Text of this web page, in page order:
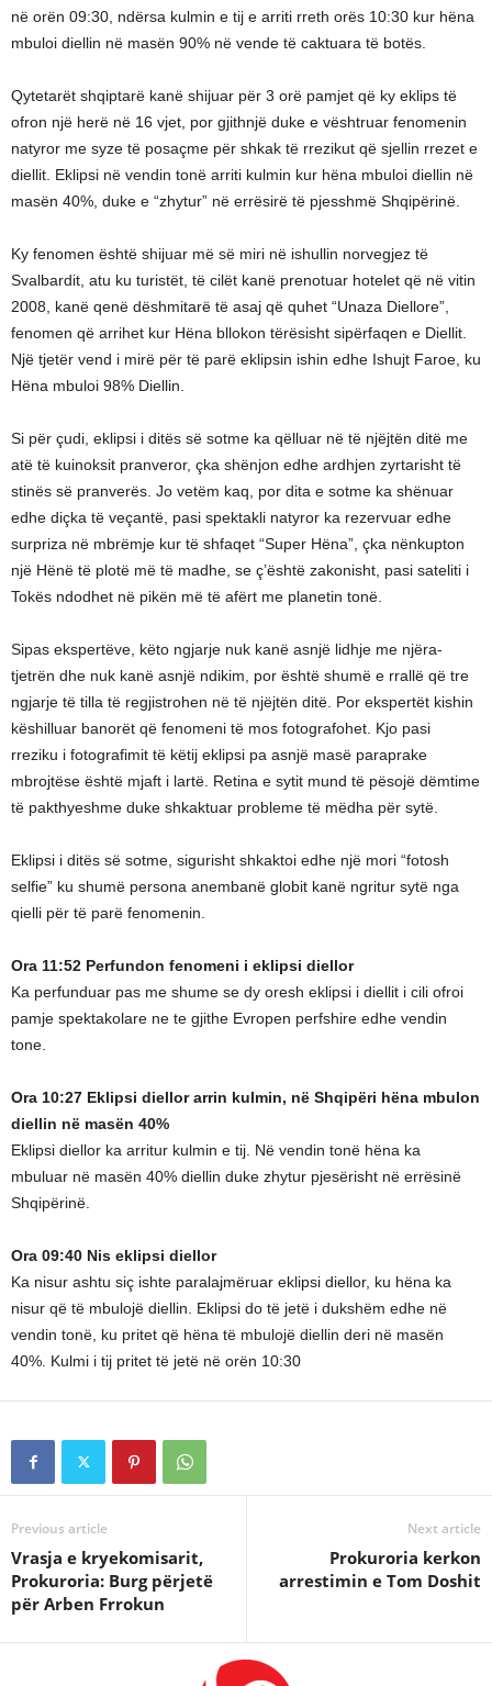
në orën 09:30, ndërsa kulmin e tij e arriti rreth orës 10:30 kur hëna
mbuloi diellin në masën 90% në vende të caktuara të botës.
Qytetarët shqiptarë kanë shijuar për 3 orë pamjet që ky eklips të
ofron një herë në 16 vjet, por gjithnjë duke e vështruar fenomenin
natyror me syze të posaçme për shkak të rrezikut që sjellin rrezet e
diellit. Eklipsi në vendin tonë arriti kulmin kur hëna mbuloi diellin në
masën 40%, duke e “zhytur” në errësirë të pjesshmë Shqipërinë.
Ky fenomen është shijuar më së miri në ishullin norvegjez të
Svalbardit, atu ku turistët, të cilët kanë prenotuar hotelet që në vitin
2008, kanë qenë dëshmitarë të asaj që quhet “Unaza Diellore”,
fenomen që arrihet kur Hëna bllokon tërësisht sipërfaqen e Diellit.
Një tjetër vend i mirë për të parë eklipsin ishin edhe Ishujt Faroe, ku
Hëna mbuloi 98% Diellin.
Si për çudi, eklipsi i ditës së sotme ka qëlluar në të njëjtën ditë me
atë të kuinoksit pranveror, çka shënjon edhe ardhjen zyrtarisht të
stinës së pranverës. Jo vetëm kaq, por dita e sotme ka shënuar
edhe diçka të veçantë, pasi spektakli natyror ka rezervuar edhe
surpriza në mbrëmje kur të shfaqet “Super Hëna”, çka nënkupton
një Hënë të plotë më të madhe, se ç’është zakonisht, pasi sateliti i
Tokës ndodhet në pikën më të afërt me planetin tonë.
Sipas ekspertëve, këto ngjarje nuk kanë asnjë lidhje me njëra-
tjetrën dhe nuk kanë asnjë ndikim, por është shumë e rrallë që tre
ngjarje të tilla të regjistrohen në të njëjtën ditë. Por ekspertët kishin
këshilluar banorët që fenomeni të mos fotografohet. Kjo pasi
rreziku i fotografimit të këtij eklipsi pa asnjë masë paraprake
mbrojtëse është mjaft i lartë. Retina e sytit mund të pësojë dëmtime
të pakthyeshme duke shkaktuar probleme të mëdha për sytë.
Eklipsi i ditës së sotme, sigurisht shkaktoi edhe një mori “fotosh
selfie” ku shumë persona anembanë globit kanë ngritur sytë nga
qielli për të parë fenomenin.
Ora 11:52 Perfundon fenomeni i eklipsi diellor
Ka perfunduar pas me shume se dy oresh eklipsi i diellit i cili ofroi
pamje spektakolare ne te gjithe Evropen perfshire edhe vendin
tone.
Ora 10:27 Eklipsi diellor arrin kulmin, në Shqipëri hëna mbulon
diellin në masën 40%
Eklipsi diellor ka arritur kulmin e tij. Në vendin tonë hëna ka
mbuluar në masën 40% diellin duke zhytur pjesërisht në errësinë
Shqipërinë.
Ora 09:40 Nis eklipsi diellor
Ka nisur ashtu siç ishte paralajmëruar eklipsi diellor, ku hëna ka
nisur që të mbulojë diellin. Eklipsi do të jetë i dukshëm edhe në
vendin tonë, ku pritet që hëna të mbulojë diellin deri në masën
40%. Kulmi i tij pritet të jetë në orën 10:30
Previous article
Vrasja e kryekomisarit,
Prokuroria: Burg përjetë
për Arben Frrokun
Next article
Prokuroria kerkon
arrestimin e Tom Doshit